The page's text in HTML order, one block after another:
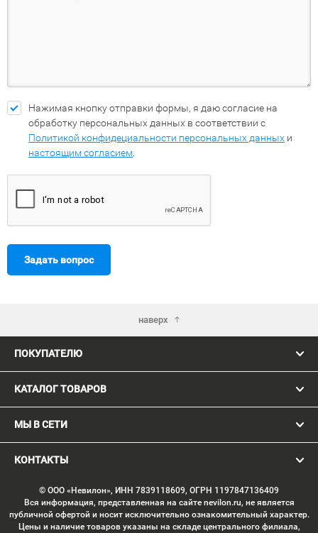
Нажимая кнопку отправки формы, я даю согласие на
обработку персональных данных в соответствии с
Политикой конфидециальности персональных данных и
настоящим согласием
Задать вопрос
наверх
ПОКУПАТЕЛЮ
КАТАЛОГ ТОВАРОВ
МЫ В СЕТИ
КОНТАКТЫ
© ООО «Невилон», ИНН 7839118609, ОГРН 1197847136409
Вся информация, представленная на сайте nevilon.ru, не является
публичной офертой и носит исключительно ознакомительный характер.
Цены и наличие товаров указаны на складе центрального филиала,